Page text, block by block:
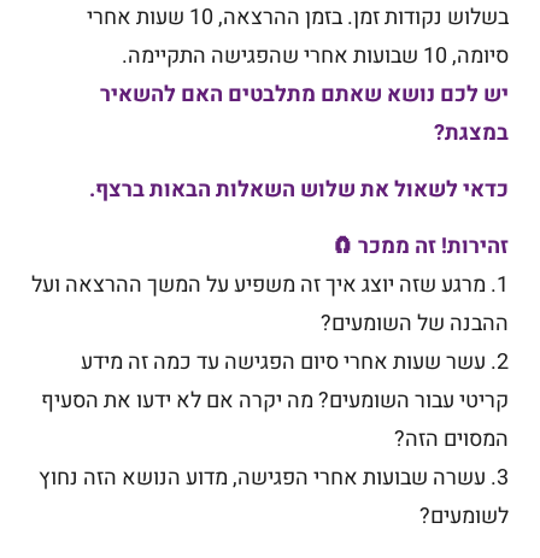
בשלוש נקודות זמן. בזמן ההרצאה, 10 שעות אחרי
סיומה, 10 שבועות אחרי שהפגישה התקיימה.
יש לכם נושא שאתם מתלבטים האם להשאיר
במצגת?
כדאי לשאול את שלוש השאלות הבאות ברצף.
זהירות! זה ממכר 🧲
1. מרגע שזה יוצג איך זה משפיע על המשך ההרצאה ועל
ההבנה של השומעים?
2. עשר שעות אחרי סיום הפגישה עד כמה זה מידע
קריטי עבור השומעים? מה יקרה אם לא ידעו את הסעיף
המסוים הזה?
3. עשרה שבועות אחרי הפגישה, מדוע הנושא הזה נחוץ
לשומעים?